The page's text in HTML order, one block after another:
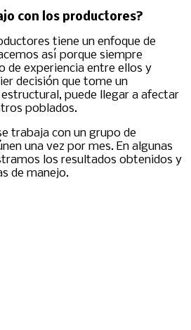
con los productores?
tiene un enfoque de
así porque siempre
de experiencia entre ellos y
decisión que tome un
puede llegar a afectar
poblados.
trabaja con un grupo de
una vez por mes. En algunas
los resultados obtenidos y
de manejo.